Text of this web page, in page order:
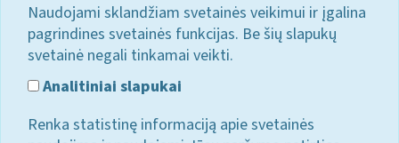
Naudojami sklandžiam svetainės veikimui ir įgalina
pagrindines svetainės funkcijas. Be šių slapukų
svetainė negali tinkamai veikti.
Analitiniai slapukai
Renka statistinę informaciją apie svetainės